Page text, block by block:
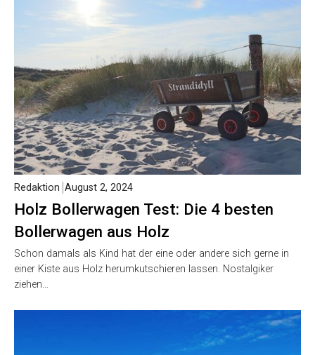
Holz Bollerwagen Test: Die 4 besten
Bollerwagen aus Holz
Redaktion August 2, 2024
Schon damals als Kind hat der eine oder andere sich gerne in
einer Kiste aus Holz herumkutschieren lassen. Nostalgiker
ziehen…